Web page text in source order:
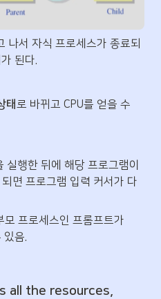
나서 자식 프로세스가 종료되
가 된다.
태로 바뀌고 CPU를 얻을 수
행한 뒤에 해당 프로그램이
면 프로그램 입력 커서가 다
프로세스인 프롬프트가
있음.
all the resources,